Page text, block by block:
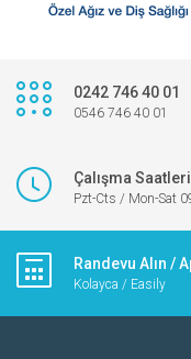
0242 746 40 01
0546 746 40 01
Çalışma
Pzt-Cts / Mon-Sat
Randevu Alın /
Kolayca / Easily